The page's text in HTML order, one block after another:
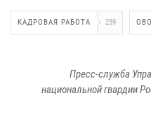
КАДРОВАЯ РАБОТА 239 ОВО
Пресс-служба
национальной гвардии